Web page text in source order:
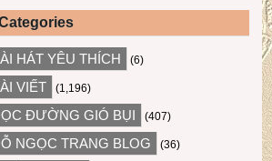
HÁT YÊU THÍCH (6)
VIẾT (1,196)
ĐƯỜNG GIÓ BỤI (407)
NGỌC TRANG BLOG (36)